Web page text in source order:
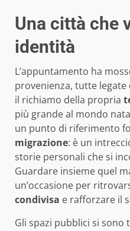
Una città che
identità
L’appuntamento ha
provenienza, tutte
il richiamo della propria
più grande al mondo
un punto di riferimento
migrazione: è un
storie personali che si
Guardare insieme quel
un’occasione per
condivisa e rafforzare il
Gli spazi pubblici si